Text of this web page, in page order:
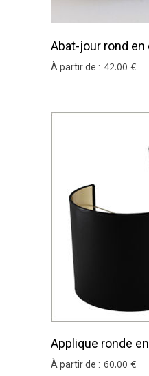
Abat-jour rond
intérieur or
À partir de : 42.00 €
Applique ronde
À partir de : 60.00 €